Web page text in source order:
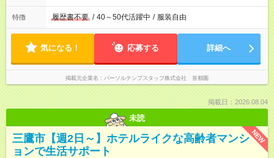
特徴 履歴書不要 / 40～50代活躍中 / 服装自由
気になる！ 応募する 詳細へ
掲載元企業名 パーソルテンプスタッフ株式会社 首都圏
掲載日：2026.08.04
未読
NEW
三鷹市【週2日～】ホテルライクな高齢者マンシ
ョンで生活サポート